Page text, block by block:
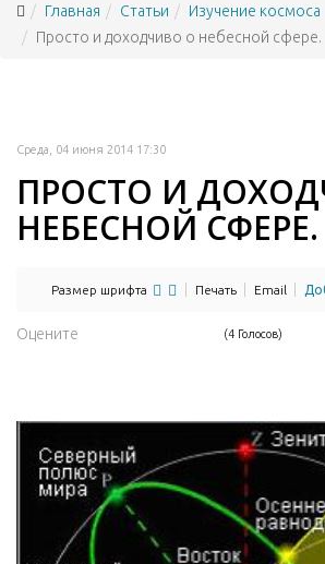
Главная Статьи
Изучение космоса
Просто и доходчиво о небесной сфере.
Среда, 04 июня 2014 17:30
ПРОСТО И
НЕБЕСНОЙ СФЕРЕ.
Размер шрифта Печать Email
Оцените (4 Голосов)